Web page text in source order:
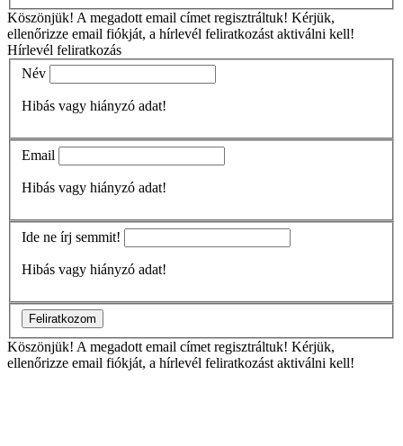
Köszönjük! A megadott email címet regisztráltuk! Kérjük,
ellenőrizze email fiókját, a hírlevél feliratkozást aktiválni kell!
Hírlevél feliratkozás
Név
Hibás vagy hiányzó adat!
Email
Hibás vagy hiányzó adat!
Ide ne írj semmit!
Hibás vagy hiányzó adat!
Feliratkozom
Köszönjük! A megadott email címet regisztráltuk! Kérjük,
ellenőrizze email fiókját, a hírlevél feliratkozást aktiválni kell!